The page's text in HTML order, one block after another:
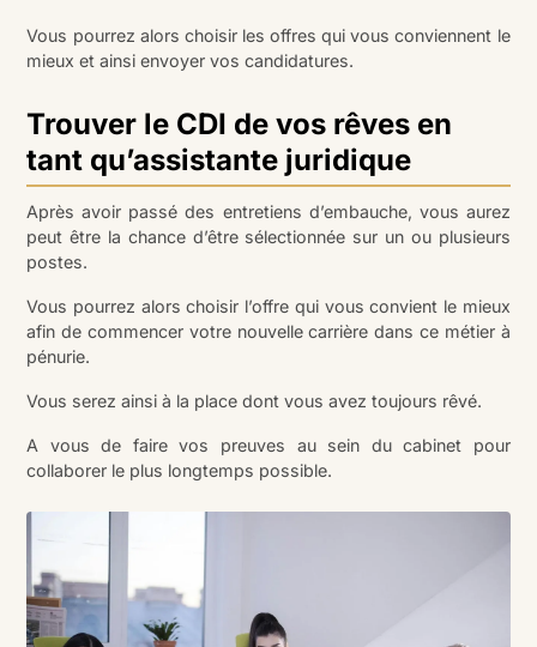
Vous pourrez alors choisir les offres qui vous conviennent le
mieux et ainsi envoyer vos candidatures.
Trouver le CDI de vos rêves en
tant qu’assistante juridique
Après avoir passé des entretiens d’embauche, vous aurez
peut être la chance d’être sélectionnée sur un ou plusieurs
postes.
Vous pourrez alors choisir l’offre qui vous convient le mieux
afin de commencer votre nouvelle carrière dans ce métier à
pénurie.
Vous serez ainsi à la place dont vous avez toujours rêvé.
A vous de faire vos preuves au sein du cabinet pour
collaborer le plus longtemps possible.